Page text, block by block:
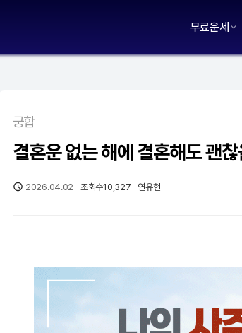
무료운세
궁합
결혼운 없는 해에 결혼해도 괜
2026.04.02 조회수10,327 연유현